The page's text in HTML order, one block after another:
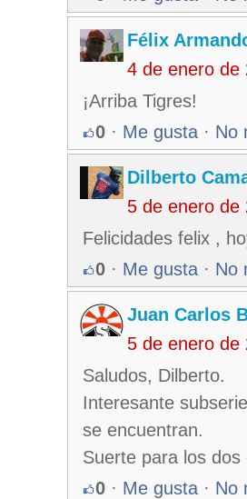
Félix
4 de enero de
¡Arriba Tigres!
0 · Me gusta · No
Dilberto
5 de enero de
Felicidades felix ,
0 · Me gusta · No
Juan Carlos
5 de enero de
Saludos, Dilberto.
Interesante
se encuentran.
Suerte para los dos
0 · Me gusta · No